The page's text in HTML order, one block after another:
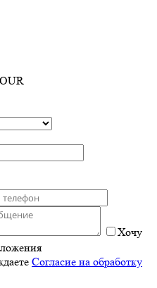
Хочу
Согласие на обработку